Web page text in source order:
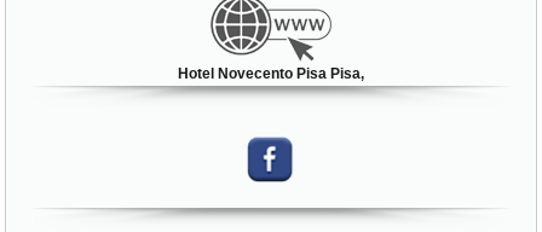
Hotel Novecento Pisa Pisa,